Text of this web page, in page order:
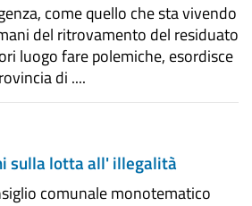
come quello che sta vivendo
del ritrovamento del residuato
luogo fare polemiche, esordisce
di ....
sulla lotta all' illegalità
comunale monotematico